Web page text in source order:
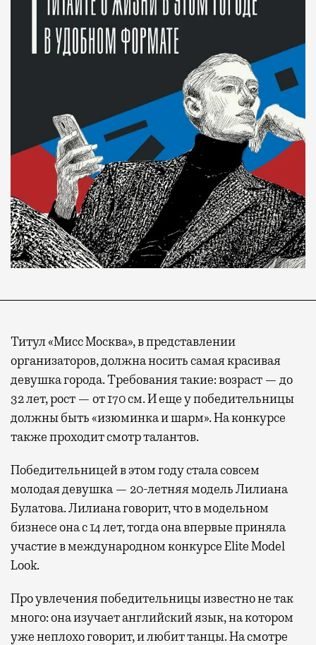
Титул «Мисс Москва», в представлении
организаторов, должна носить самая красивая
девушка города. Требования такие: возраст — до
32 лет, рост — от 170 см. И еще у победительницы
должны быть «изюминка и шарм». На конкурсе
также проходит смотр талантов.
Победительницей в этом году стала совсем
молодая девушка — 20-летняя модель Лилиана
Булатова. Лилиана говорит, что в модельном
бизнесе она с 14 лет, тогда она впервые приняла
участие в международном конкурсе Elite Model
Look.
Про увлечения победительницы известно не так
много: она изучает английский язык, на котором
уже неплохо говорит, и любит танцы. На смотре